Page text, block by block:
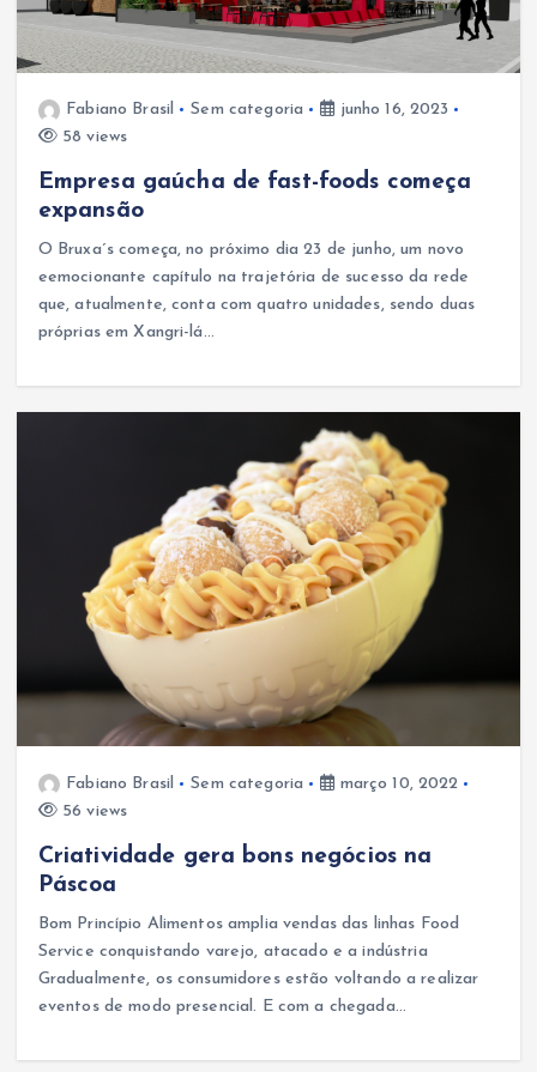
Fabiano Brasil Sem categoria
junho 16, 2023
58 views
Empresa gaúcha de fast-foods começa
expansão
O Bruxa´s começa, no próximo dia 23 de junho, um novo
eemocionante capítulo na trajetória de sucesso da rede
que, atualmente, conta com quatro unidades, sendo duas
próprias em Xangri-lá…
Fabiano Brasil Sem categoria
março 10, 2022
56 views
Criatividade gera bons negócios na
Páscoa
Bom Princípio Alimentos amplia vendas das linhas Food
Service conquistando varejo, atacado e a indústria
Gradualmente, os consumidores estão voltando a realizar
eventos de modo presencial. E com a chegada…